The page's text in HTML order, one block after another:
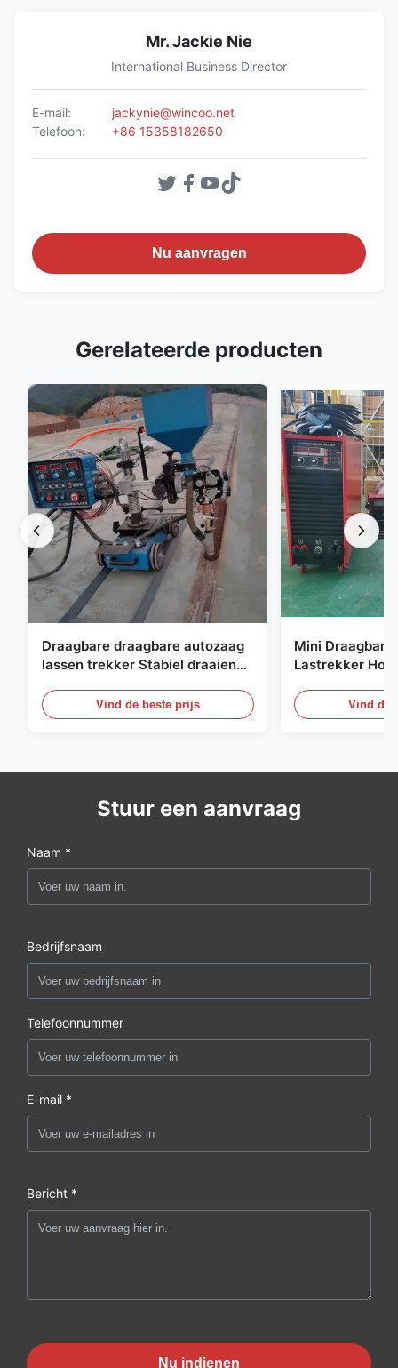
Mr. Jackie Nie
International Business Director
E-mail:
jackynie@wincoo.net
Telefoon:
+86 15358182650
Nu aanvragen
Gerelateerde producten
Draagbare draagbare autozaag
lassen trekker Stabiel draaiende
voor de scheepsbouw
Vind de beste prijs
Mini
Lastrekker
Lasapparatuur
Vind de
Stuur een aanvraag
Naam *
Bedrijfsnaam
Telefoonnummer
E-mail *
Bericht *
Nu indienen